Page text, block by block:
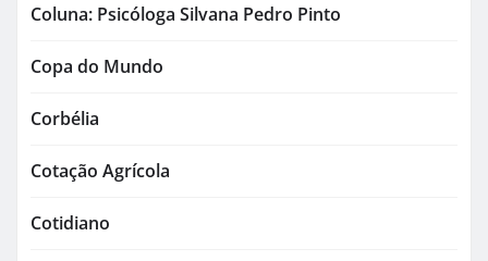
Coluna: Psicóloga Silvana Pedro Pinto
Copa do Mundo
Corbélia
Cotação Agrícola
Cotidiano